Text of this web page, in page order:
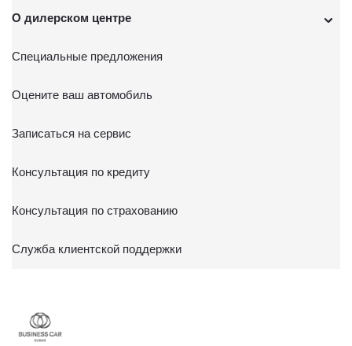
О дилерском центре
Специальные предложения
Оцените ваш автомобиль
Записаться на сервис
Консультация по кредиту
Консультация по страхованию
Служба клиентской поддержки